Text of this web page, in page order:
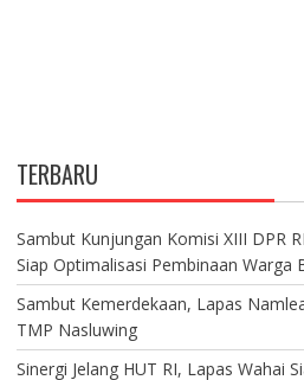
TERBARU
Sambut Kunjungan Komisi XIII DPR
Siap Optimalisasi Pembinaan Warga
Sambut Kemerdekaan, Lapas
TMP Nasluwing
Sinergi Jelang HUT RI, Lapas Wahai